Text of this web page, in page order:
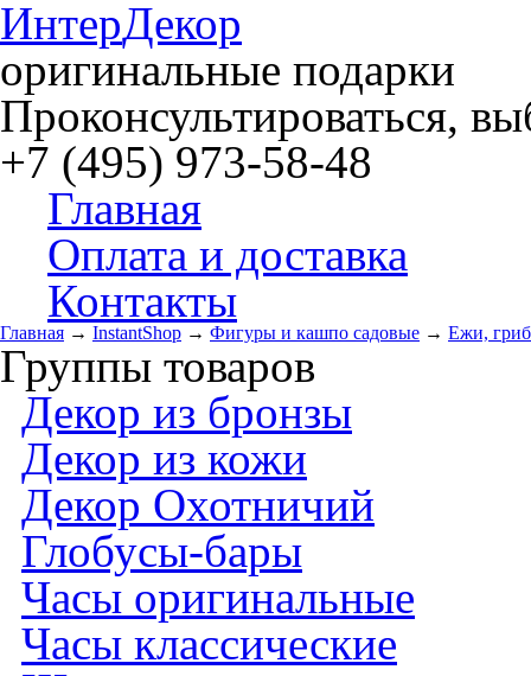
ИнтерДекор
оригинальные подарки
Проконсультироваться,
+7 (495) 973-58-48
Главная
Оплата и доставка
Контакты
Главная → InstantShop → Фигуры и кашпо садовые → Ежи,
Группы товаров
Декор из бронзы
Декор из кожи
Декор Охотничий
Глобусы-бары
Часы оригинальные
Часы классические